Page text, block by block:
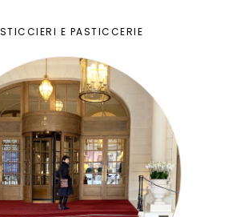
E PASTICCERIE